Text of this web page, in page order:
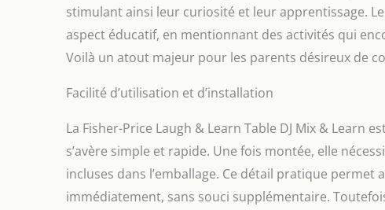
stimulant ainsi leur curiosité et leur apprentissage.
aspect éducatif, en mentionnant des activités qui
Voilà un atout majeur pour les parents désireux de
Facilité d’utilisation et d’installation
La Fisher-Price Laugh & Learn Table DJ Mix & Learn
s’avère simple et rapide. Une fois montée, elle
incluses dans l’emballage. Ce détail pratique
immédiatement, sans souci supplémentaire.